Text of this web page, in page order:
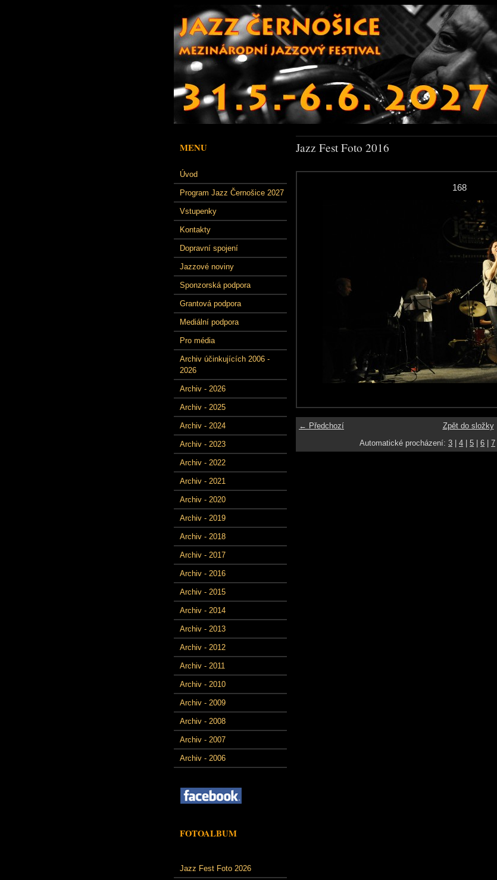
MENU
Úvod
Program Jazz Černošice 2027
Vstupenky
Kontakty
Dopravní spojení
Jazzové noviny
Sponzorská podpora
Grantová podpora
Mediální podpora
Pro média
Archiv účinkujících 2006 -
2026
Archiv - 2026
Archiv - 2025
Archiv - 2024
Archiv - 2023
Archiv - 2022
Archiv - 2021
Archiv - 2020
Archiv - 2019
Archiv - 2018
Archiv - 2017
Archiv - 2016
Archiv - 2015
Archiv - 2014
Archiv - 2013
Archiv - 2012
Archiv - 2011
Archiv - 2010
Archiv - 2009
Archiv - 2008
Archiv - 2007
Archiv - 2006
FOTOALBUM
Jazz Fest Foto 2026
Jazz Fest Foto 2016
168
← Předchozí
Zpět do složky
Automatické procházení: 3 4 5 6 7